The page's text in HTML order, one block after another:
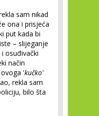
sam nikad
ona i prisjeća
put kada bi
– slijeganje
osuđivački
način
'kučko'
rekla sam
bilo šta